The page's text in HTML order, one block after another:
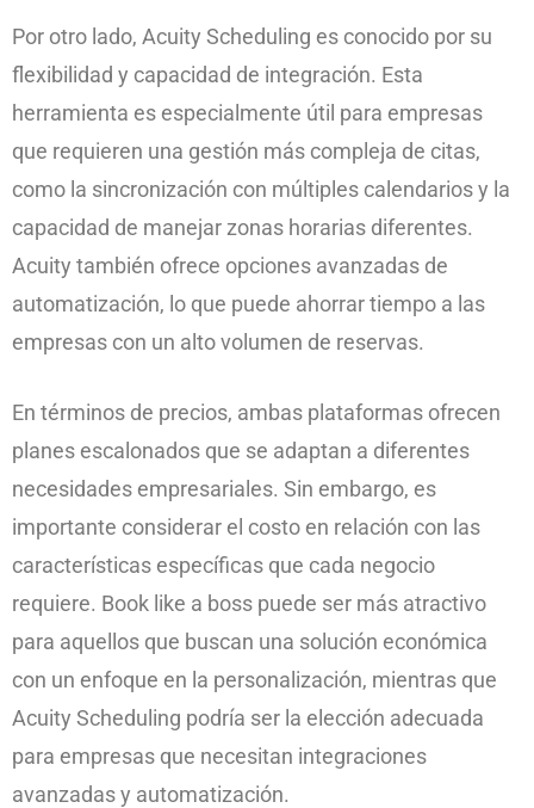
Por otro lado, Acuity Scheduling es conocido por su
flexibilidad y capacidad de integración. Esta
herramienta es especialmente útil para empresas
que requieren una gestión más compleja de citas,
como la sincronización con múltiples calendarios y la
capacidad de manejar zonas horarias diferentes.
Acuity también ofrece opciones avanzadas de
automatización, lo que puede ahorrar tiempo a las
empresas con un alto volumen de reservas.
En términos de precios, ambas plataformas ofrecen
planes escalonados que se adaptan a diferentes
necesidades empresariales. Sin embargo, es
importante considerar el costo en relación con las
características específicas que cada negocio
requiere. Book like a boss puede ser más atractivo
para aquellos que buscan una solución económica
con un enfoque en la personalización, mientras que
Acuity Scheduling podría ser la elección adecuada
para empresas que necesitan integraciones
avanzadas y automatización.